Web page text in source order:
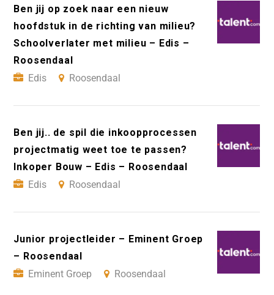
Ben jij op zoek naar een nieuw
hoofdstuk in de richting van milieu?
Schoolverlater met milieu – Edis –
Roosendaal
Edis
Roosendaal
Ben jij.. de spil die inkoopprocessen
projectmatig weet toe te passen?
Inkoper Bouw – Edis – Roosendaal
Edis
Roosendaal
Junior projectleider – Eminent Groep
– Roosendaal
Eminent Groep
Roosendaal